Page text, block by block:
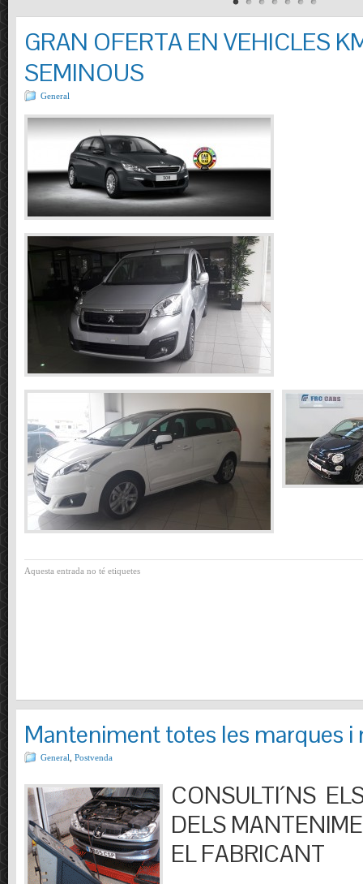
GRAN OFERTA EN VEHICLES
SEMINOUS
General
Aquesta entrada no té etiquetes
Manteniment totes les marques i
General Postvenda
CONSULTI´NS
DELS
EL FABRICANT